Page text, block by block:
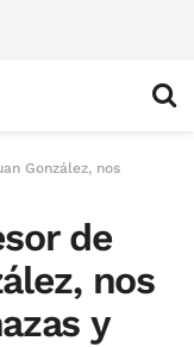
González, nos
de
nos
y